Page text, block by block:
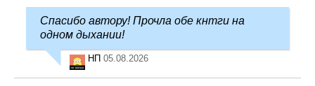
Спасибо автору! Прочла обе кнтги на
одном дыхании!
НП 05.08.2026